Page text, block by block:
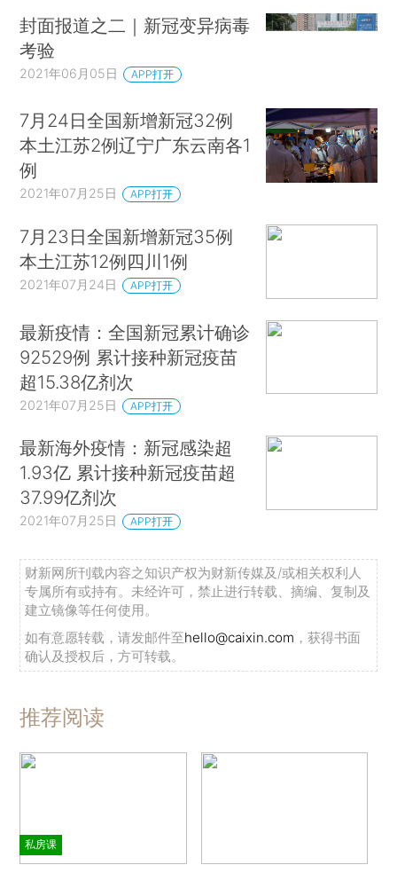
封面报道之二｜新冠变异病毒
考验
2021年06月05日 APP打开
7月24日全国新增新冠32例
本土江苏2例辽宁广东云南各1
例
2021年07月25日 APP打开
7月23日全国新增新冠35例
本土江苏12例四川1例
2021年07月24日 APP打开
最新疫情：全国新冠累计确诊
92529例 累计接种新冠疫苗
超15.38亿剂次
2021年07月25日 APP打开
最新海外疫情：新冠感染超
1.93亿 累计接种新冠疫苗超
37.99亿剂次
2021年07月25日 APP打开
财新网所刊载内容之知识产权为财新传媒及/或相关权利人
专属所有或持有。未经许可，禁止进行转载、摘编、复制及
建立镜像等任何使用。
如有意愿转载，请发邮件至hello@caixin.com ，获得书面
确认及授权后，方可转载。
推荐阅读
私房课